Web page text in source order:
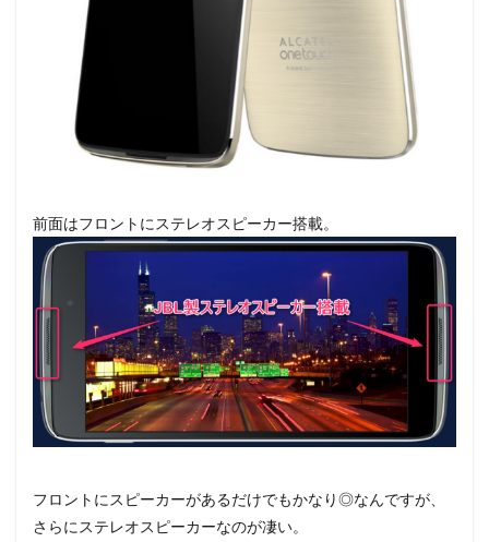
前面はフロントにステレオスピーカー搭載。
フロントにスピーカーがあるだけでもかなり◎なんですが、
さらにステレオスピーカーなのが凄い。